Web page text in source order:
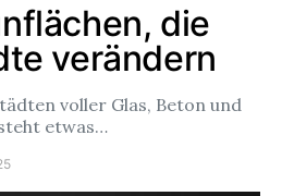
die
verändern
voller Glas, Beton und
etwas…